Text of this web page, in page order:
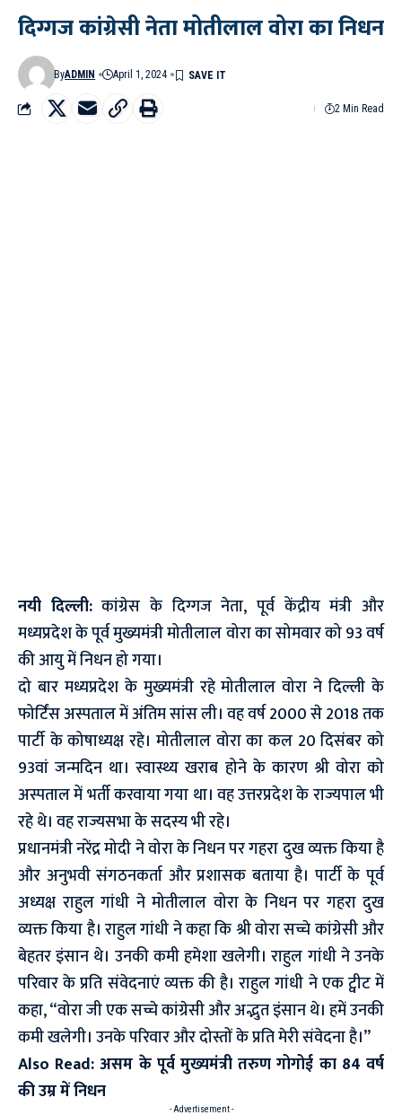
दिग्गज कांग्रेसी नेता मोतीलाल वोरा का निधन
ByADMIN April 1, 2024
2 Min Read
नयी दिल्ली:कांग्रेस के दिग्गज नेता, पूर्व केंद्रीय मंत्री और
मध्यप्रदेश के पूर्व मुख्यमंत्री मोतीलाल वोरा का सोमवार को 93 वर्ष
की आयु में निधन हो गया।
दो बार मध्यप्रदेश के मुख्यमंत्री रहे मोतीलाल वोरा ने दिल्ली के
फोर्टिंस अस्पताल में अंतिम सांस ली। वह वर्ष 2000 से 2018 तक
पार्टी के कोषाध्यक्ष रहे। मोतीलाल वोरा का कल 20 दिसंबर को
93वां जन्मदिन था। स्वास्थ्य खराब होने के कारण श्री वोरा को
अस्पताल में भर्ती करवाया गया था। वह उत्तरप्रदेश के राज्यपाल भी
रहे थे। वह राज्यसभा के सदस्य भी रहे।
प्रधानमंत्री नरेंद्र मोदी ने वोरा के निधन पर गहरा दुख व्यक्त किया है
और अनुभवी संगठनकर्ता और प्रशासक बताया है। पार्टी के पूर्व
अध्यक्ष राहुल गांधी ने मोतीलाल वोरा के निधन पर गहरा दुख
व्यक्त किया है। राहुल गांधी ने कहा कि श्री वोरा सच्चे कांग्रेसी और
बेहतर इंसान थे। उनकी कमी हमेशा खलेगी। राहुल गांधी ने उनके
परिवार के प्रति संवेदनाएं व्यक्त की है। राहुल गांधी ने एक ट्वीट में
कहा, “वोरा जी एक सच्चे कांग्रेसी और अद्भुत इंसान थे। हमें उनकी
कमी खलेगी। उनके परिवार और दोस्तों के प्रति मेरी संवेदना है।”
Also Read:असम के पूर्व मुख्यमंत्री तरुण गोगोई का 84 वर्ष
की उम्र में निधन
- Advertisement -